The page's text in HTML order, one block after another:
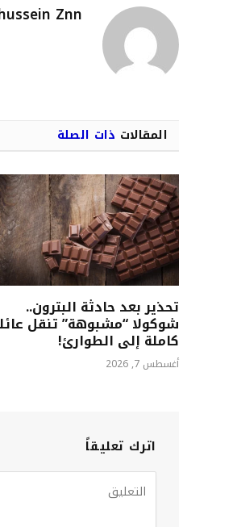
Znn
المقالات ذات الصلة
تحذير بعد حادثة البترون..
شوكولا “مشبوهة” تنقل
كاملة إلى الطوارئ!
أغسطس 7, 2026
اترك تعليقاً